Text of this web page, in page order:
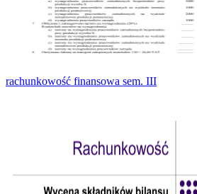
rachunkowość finansowa sem. III